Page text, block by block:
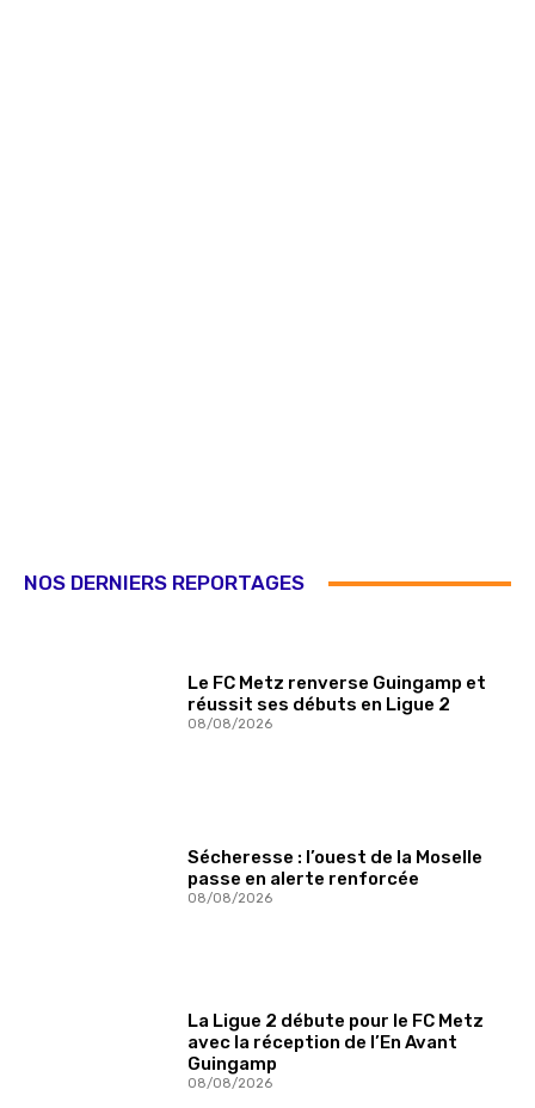
NOS DERNIERS REPORTAGES
Le FC Metz renverse Guingamp et
réussit ses débuts en Ligue 2
08/08/2026
Sécheresse : l’ouest de la Moselle
passe en alerte renforcée
08/08/2026
La Ligue 2 débute pour le FC Metz
avec la réception de l’En Avant
Guingamp
08/08/2026